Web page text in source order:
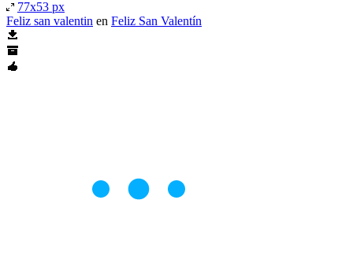
77x53 px
Feliz san valentin en Feliz San Valentín